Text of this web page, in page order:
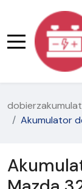
Akumulator